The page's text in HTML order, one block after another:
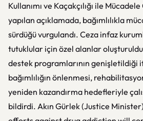
Kullanımı ve Kaçakçılığı ile
yapılan açıklamada, bağımlılıkla
sürdüğü vurgulandı. Ceza infaz
tutuklular için özel alanlar
destek programlarının genişletildiği
bağımlılığın önlenmesi,
yeniden kazandırma hedefleriyle
bildirdi. Akın Gürlek (Justice